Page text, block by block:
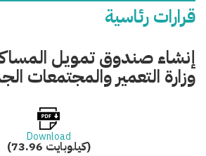
قرارات رئاسية
إنشاء صندوق تمويل
وزارة التعمير والمجتمعات
Download
(73.96 كيلوبايت)